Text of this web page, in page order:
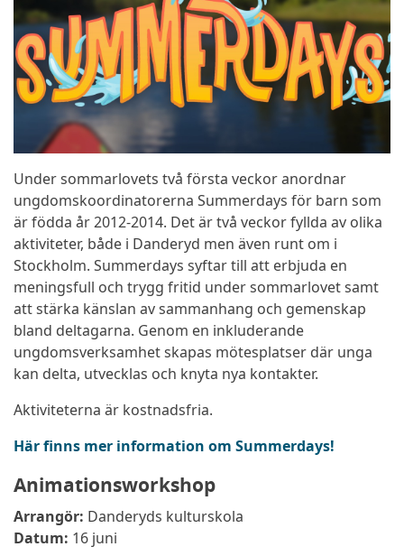
Under sommarlovets två första veckor anordnar
ungdomskoordinatorerna Summerdays för barn som
är födda år 2012-2014. Det är två veckor fyllda av olika
aktiviteter, både i Danderyd men även runt om i
Stockholm. Summerdays syftar till att erbjuda en
meningsfull och trygg fritid under sommarlovet samt
att stärka känslan av sammanhang och gemenskap
bland deltagarna. Genom en inkluderande
ungdomsverksamhet skapas mötesplatser där unga
kan delta, utvecklas och knyta nya kontakter.
Aktiviteterna är kostnadsfria.
Här finns mer information om Summerdays!
Animationsworkshop
Arrangör: Danderyds kulturskola
Datum: 16 juni